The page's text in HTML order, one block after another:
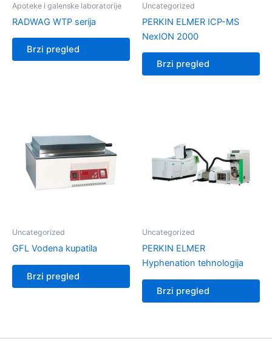
Apoteke i galenske laboratorije
RADWAG WTP serija
Brzi pregled
Uncategorized
PERKIN ELMER ICP-MS
NexION 2000
Brzi pregled
Uncategorized
GFL Vodena kupatila
Brzi pregled
Uncategorized
PERKIN ELMER
Hyphenation tehnologija
Brzi pregled